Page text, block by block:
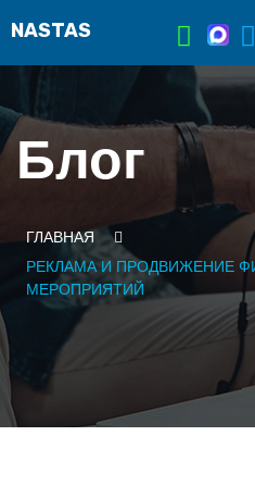
Блог
ГЛАВНАЯ
РЕКЛАМА И ПРОДВИЖЕНИЕ
МЕРОПРИЯТИЙ